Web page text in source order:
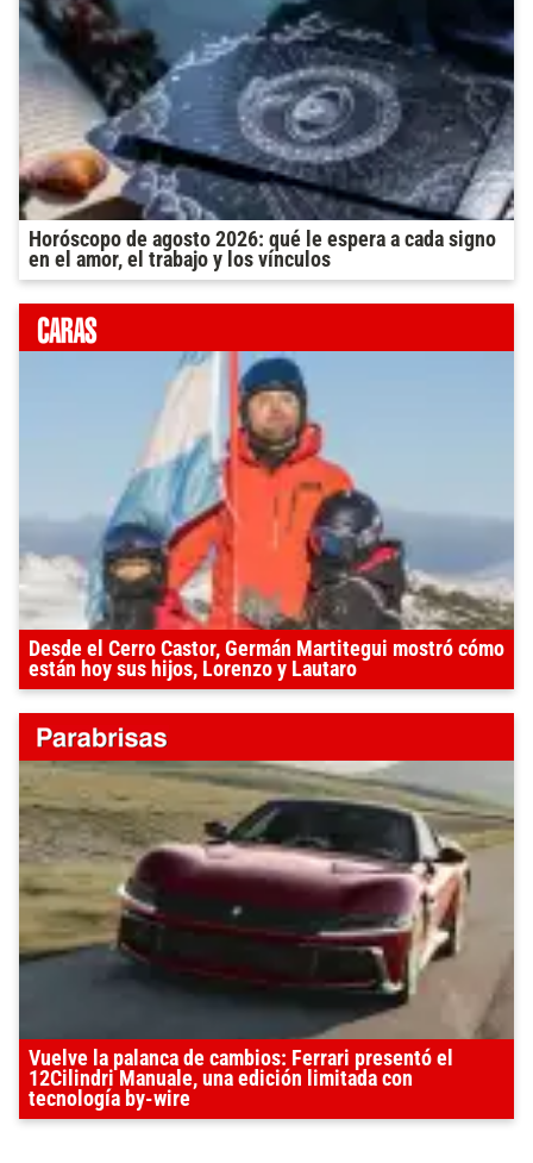
Horóscopo de agosto 2026: qué le espera a cada signo
en el amor, el trabajo y los vínculos
Desde el Cerro Castor, Germán Martitegui mostró cómo
están hoy sus hijos, Lorenzo y Lautaro
Vuelve la palanca de cambios: Ferrari presentó el
12Cilindri Manuale, una edición limitada con
tecnología by-wire